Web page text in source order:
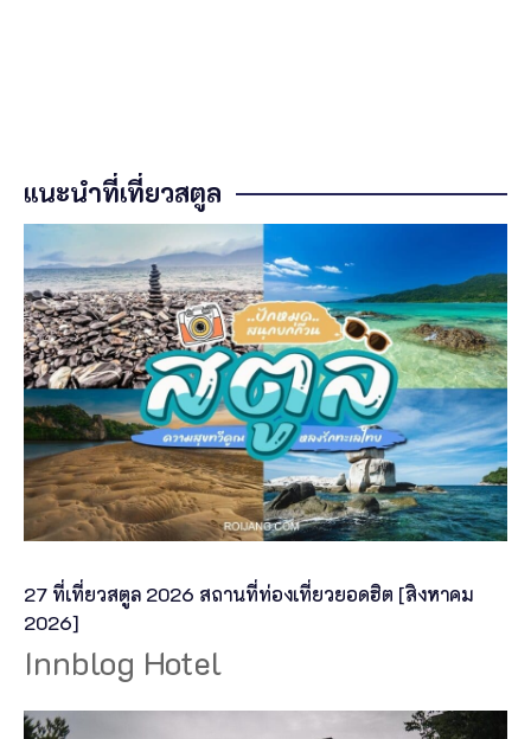
แนะนำที่เที่ยวสตูล
27 ที่เที่ยวสตูล 2026 สถานที่ท่องเที่ยวยอดฮิต [สิงหาคม
2026]
Innblog Hotel